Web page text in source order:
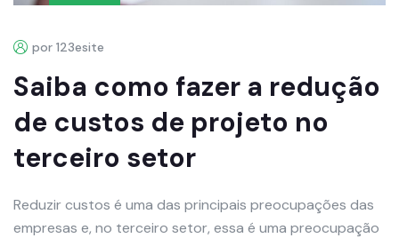
por 123esite
Saiba como fazer a redução
de custos de projeto no
terceiro setor
Reduzir custos é uma das principais preocupações das
empresas e, no terceiro setor, essa é uma preocupação